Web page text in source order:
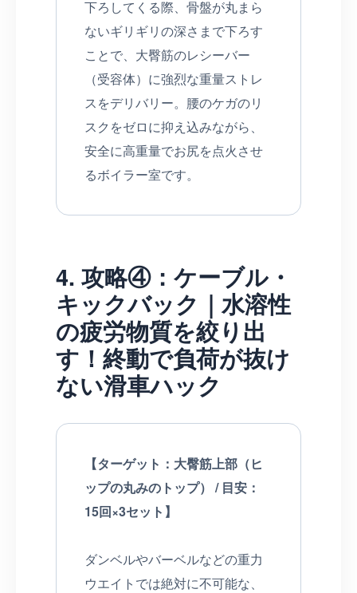
下ろしてくる際、骨盤が丸まら
ないギリギリの深さまで下ろす
ことで、大臀筋のレシーバー
（受容体）に強烈な重量ストレ
スをデリバリー。腰のケガのリ
スクをゼロに抑え込みながら、
安全に高重量でお尻を点火させ
るボイラー室です。
4. 攻略④：ケーブル・
キックバック｜水溶性
の疲労物質を絞り出
す！終動で負荷が抜け
ない滑車ハック
【ターゲット：大臀筋上部（ヒ
ップの丸みのトップ） / 目安：
15回×3セット】
ダンベルやバーベルなどの重力
ウエイトでは絶対に不可能な、